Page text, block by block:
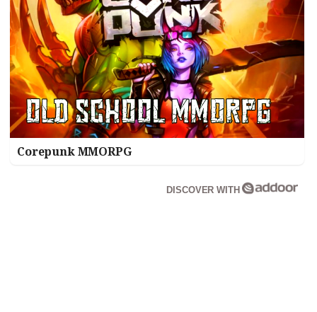
Corepunk MMORPG
DISCOVER WITH